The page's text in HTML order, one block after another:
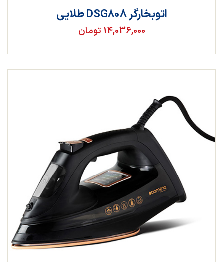
اتوبخارگر DSG808 طلایی
14,036,000 تومان